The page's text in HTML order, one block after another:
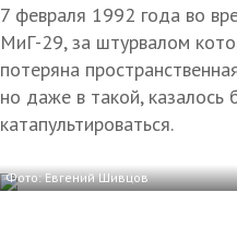
7 февраля 1992 года во
МиГ-29, за штурвалом
потеряна
но даже в такой,
катапультироваться.
Фото: Евгений Шивцов